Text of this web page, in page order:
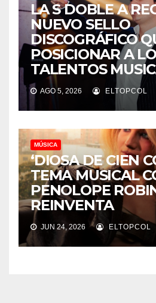
LA S DOBLE A
NUEVO SELLO
DISCOGRÁFICO
POSICIONAR A
TALENTOS
AGO 5, 2026 ELTOPCOL
MÚSICA
‘DIOSA DE CIEN
TEMA MUSICAL
PENOLOPE
REINVENTA
JUN 24, 2026 ELTOPCOL